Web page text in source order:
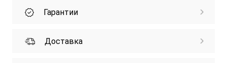
Гарантии
Доставка